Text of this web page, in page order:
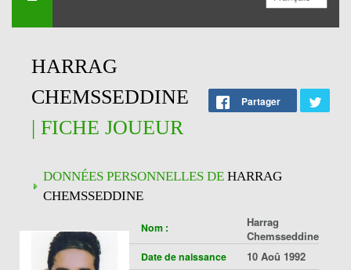
HARRAG
CHEMSSEDDINE
| FICHE JOUEUR
Partager
DONNÉES PERSONNELLES DE HARRAG
CHEMSSEDDINE
Nom :
Harrag
Chemsseddine
Date de naissance 10 Aoû 1992